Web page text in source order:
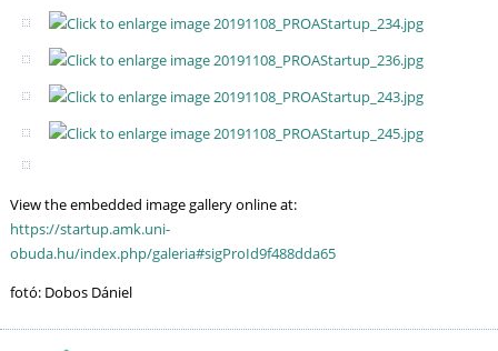
View the embedded image gallery online at:
https://startup.amk.uni-
obuda.hu/index.php/galeria#sigProId9f488dda65
fotó: Dobos Dániel